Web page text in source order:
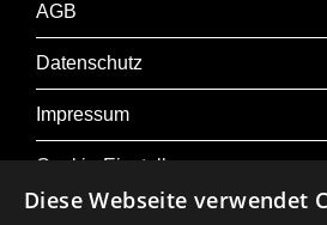
Michael Schöch, Hannes Chr.
Peter Bombardelli – Akkordeon
Leider müssen wir für das
Uraufführung der „Toccata mit
AGB
Datenschutz
Impressum
Cookie-Einstellungen
Diese Webseite verwendet